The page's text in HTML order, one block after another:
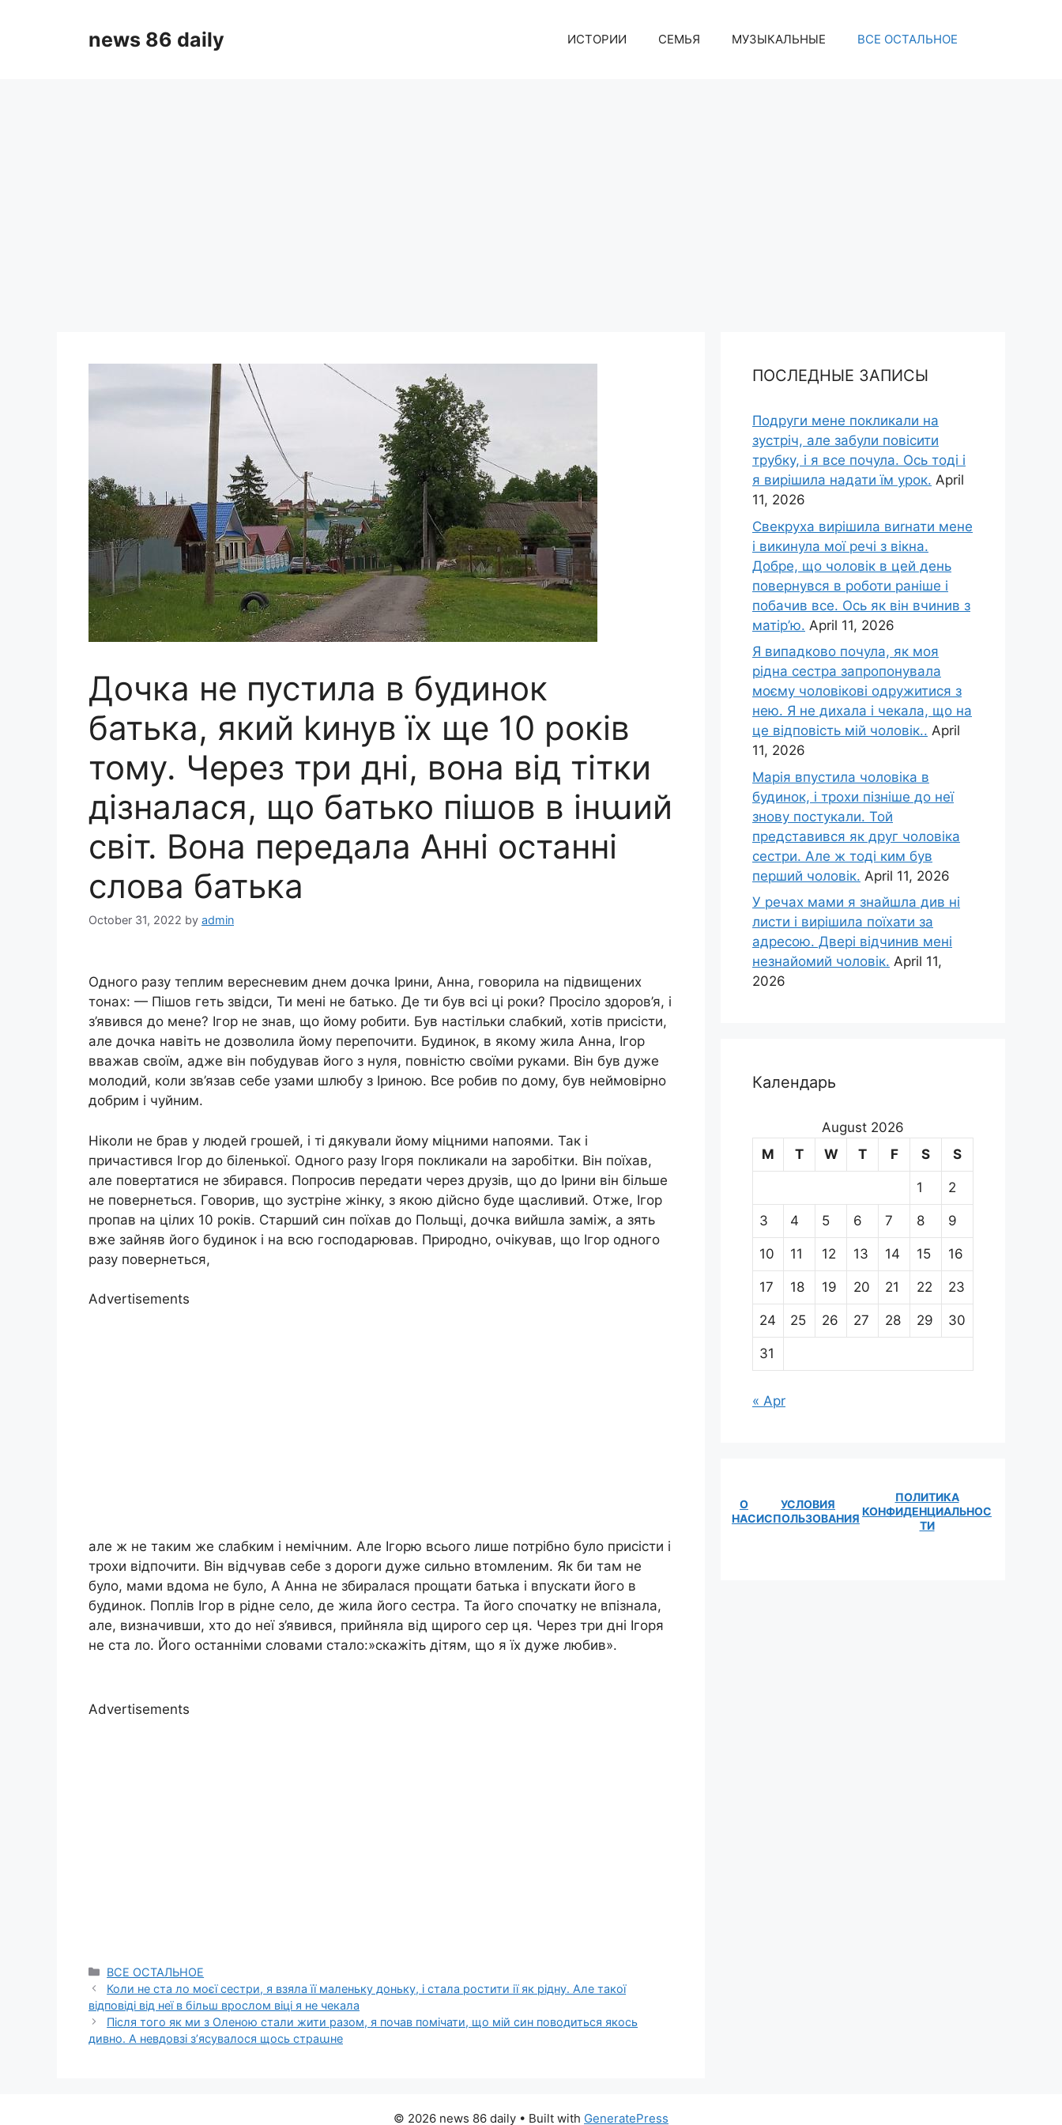
news 86 daily ИСТОРИИ СЕМЬЯ МУЗЫКАЛЬНЫЕ ВСЕ ОСТАЛЬНОЕ
Дочка не пустила в будинок
батька, який kинув їх ще 10 років
тому. Через три дні, вона від тітки
дізналася, що батько пішов в інաий
світ. Вона передала Анні останні
слова батька
October 31, 2022 by admin
Одного разу теплим вересневим днем дочка Ірини, Анна, говорила на підвищених
тонах: — Пішов геть звідси, Ти мені не батько. Де ти був всі ці роки? Просіло здоров’я, і
з’явився до мене? Ігор не знав, що йому робити. Був настільки слабкий, хотів присісти,
але дочка навіть не дозволила йому перепочити. Будинок, в якому жила Анна, Ігор
вважав своїм, адже він побудував його з нуля, повністю своїми руками. Він був дуже
молодий, коли зв’язав себе узами шлюбу з Іриною. Все робив по дому, був неймовірно
добрим і чуйним.
Ніколи не брав у людей грошей, і ті дякували йому міцними напоями. Так і
причастився Ігор до біленької. Одного разу Ігоря покликали на заробітки. Він поїхав,
але повертатися не збирався. Попросив передати через друзів, що до Ірини він більше
не повернеться. Говорив, що зустріне жінку, з якою дійсно буде щасливий. Отже, Ігор
пропав на цілих 10 років. Старший син поїхав до Польщі, дочка вийшла заміж, а зять
вже зайняв його будинок і на всю господарював. Природно, очікував, що Ігор одного
разу повернеться,
Advertisements
але ж не таким же слабким і немічним. Але Ігорю всього лише потрібно було присісти і
трохи відпочити. Він відчував себе з дороги дуже сильно втомленим. Як би там не
було, мами вдома не було, А Анна не збиралася прощати батька і впускати його в
будинок. Поплів Ігор в рідне село, де жила його сестра. Та його спочатку не впізнала,
але, визначивши, хто до неї з’явився, прийняла від щирого сер ця. Через три дні Ігоря
не ста ло. Його останніми словами стало:»скажіть дітям, що я їх дуже любив».
Advertisements
Categories
ВСЕ ОСТАЛЬНОЕ
Коли не ста ло моєї сестри, я взяла її маленьку доньку, і стала ростити ії як рідну. Але такої
відповіді від неї в більш врослом віці я не чекала
Після того як ми з Оленою стали жити разом, я почав помічати, що мій син поводиться якось
дивно. А невдовзі з’ясувалося щось страաне
ПОСЛЕДНЫЕ ЗАПИСЫ
Подруги мене покликали на
зустріч, але забули повісити
трубку, і я все почула. Ось тоді і
я вирішила надати їм урок. April
11, 2026
Свекруха вирішила виrнати мене
і викинула мої речі з вікна.
Добре, що чоловік в цей день
повернувся в роботи раніше і
побачив все. Ось як він вчинив з
матір’ю. April 11, 2026
Я випадково почула, як моя
рідна сестра запропонувала
моєму чоловікові одружитися з
нею. Я не дихала і чекала, що на
це відповість мій чоловік.. April
11, 2026
Марія впустила чоловіка в
будинок, і трохи пізніше до неї
знову постукали. Той
представився як друг чоловіка
сестри. Але ж тоді ким був
перший чоловік. April 11, 2026
У речах мами я знайшла див ні
листи і вирішила поїхати за
адресою. Двері відчинив мені
незнайомий чоловік. April 11,
2026
Календарь
August 2026
M
T W T F S S
1 2
3 4 5 6 7 8 9
10 11 12 13 14 15 16
17 18 19 20 21 22 23
24 25 26 27 28 29 30
31
« Apr
О
НАС
УСЛОВИЯ
ИСПОЛЬЗОВАНИЯ
ПОЛИТИКА
КОНФИДЕНЦИАЛЬНОС
ТИ
© 2026 news 86 daily • Built with GeneratePress